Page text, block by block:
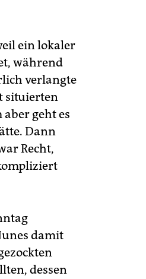
ein lokaler
während
verlangte
situierten
geht es
Dann
Recht,
damit
dessen